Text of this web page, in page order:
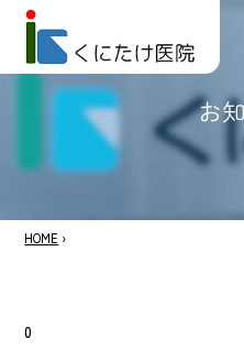
お
HOME ›
0